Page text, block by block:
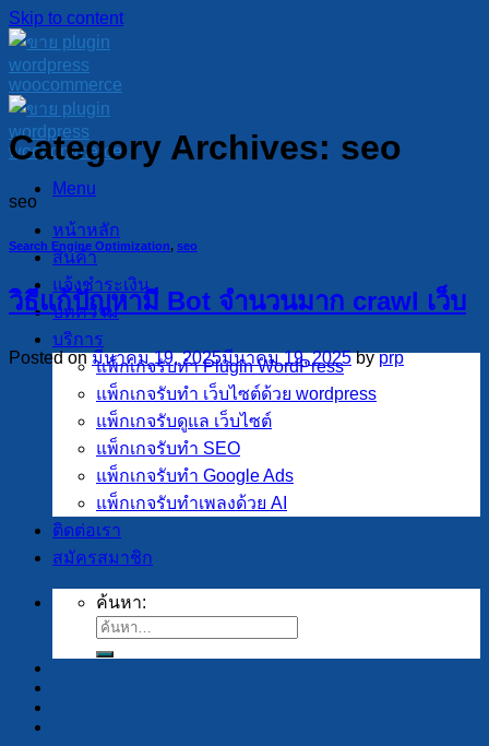
Skip to content
Menu
หน้าหลัก
สินค้า
แจ้งชำระเงิน
บทความ
บริการ
แพ็กเกจรับทำ Plugin WordPress
แพ็กเกจรับทำ เว็บไซต์ด้วย wordpress
แพ็กเกจรับดูแล เว็บไซต์
แพ็กเกจรับทำ SEO
แพ็กเกจรับทำ Google Ads
แพ็กเกจรับทำเพลงด้วย AI
ติดต่อเรา
สมัครสมาชิก
ค้นหา:
Category Archives: seo
seo
Search Engine Optimization, seo
วิธีแก้ปัญหามี Bot จำนวนมาก crawl เว็บ
Posted onมีนาคม 19, 2025มีนาคม 19, 2025byprp